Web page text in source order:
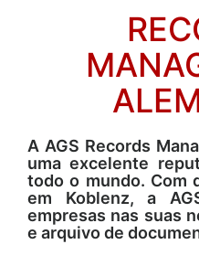
A AGS Records
uma excelente
todo o mundo. Com
em Koblenz, a
empresas nas suas
e arquivo de